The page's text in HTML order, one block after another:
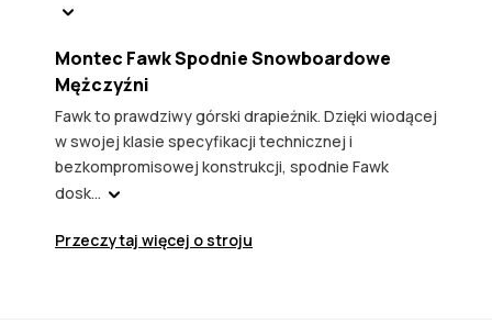
Montec Fawk Spodnie Snowboardowe
Mężczyźni
Fawk to prawdziwy górski drapieżnik. Dzięki wiodącej
w swojej klasie specyfikacji technicznej i
bezkompromisowej konstrukcji, spodnie Fawk
dosk...
Przeczytaj więcej o stroju